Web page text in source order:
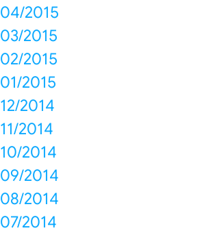
04/2015
03/2015
02/2015
01/2015
12/2014
11/2014
10/2014
09/2014
08/2014
07/2014